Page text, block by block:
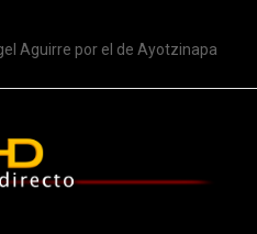
Aguirre por el de Ayotzinapa